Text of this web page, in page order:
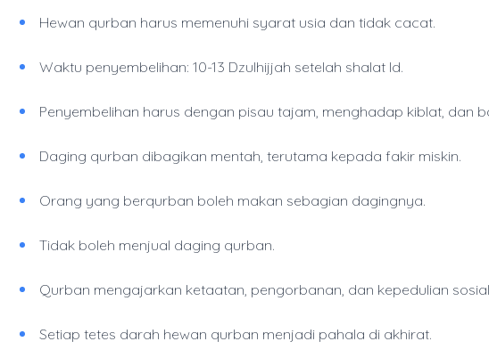
Hewan qurban harus memenuhi syarat usia dan tidak cacat.
Waktu penyembelihan: 10-13 Dzulhijjah setelah shalat Id.
Penyembelihan harus dengan pisau tajam, menghadap kiblat, dan
Daging qurban dibagikan mentah, terutama kepada fakir miskin.
Orang yang berqurban boleh makan sebagian dagingnya.
Tidak boleh menjual daging qurban.
Qurban mengajarkan ketaatan, pengorbanan, dan kepedulian
Setiap tetes darah hewan qurban menjadi pahala di akhirat.